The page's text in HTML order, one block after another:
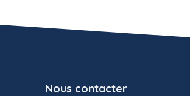
Nous contacter